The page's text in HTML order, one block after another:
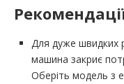
Для дуже швидких
машина закриє
Оберіть модель з